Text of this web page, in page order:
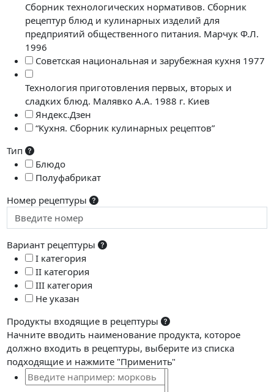
Сборник технологических нормативов. Сборник
рецептур блюд и кулинарных изделий для
предприятий общественного питания. Марчук Ф.Л.
1996
Советская национальная и зарубежная кухня 1977
Технология приготовления первых, вторых и
сладких блюд. Малявко А.А. 1988 г. Киев
Яндекс.Дзен
“Кухня. Сборник кулинарных рецептов”
Тип
Блюдо
Полуфабрикат
Номер рецептуры
Вариант рецептуры
I категория
II категория
III категория
Не указан
Продукты входящие в рецептуры
Начните вводить наименование продукта, которое
должно входить в рецептуры, выберите из списка
подходящие и нажмите "Применить"